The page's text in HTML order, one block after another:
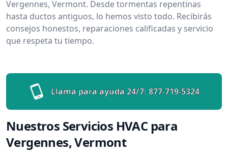
Vergennes, Vermont. Desde tormentas repentinas
hasta ductos antiguos, lo hemos visto todo. Recibirás
consejos honestos, reparaciones calificadas y servicio
que respeta tu tiempo.
Llama para ayuda 24/7: 877-719-5324
Nuestros Servicios HVAC para
Vergennes, Vermont